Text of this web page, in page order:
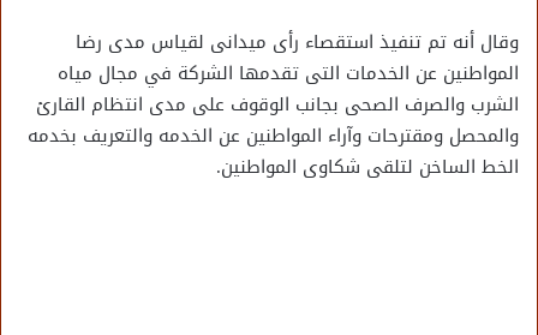
وقال أنه تم تنفيذ استقصاء رأى ميدانى لقياس مدى رضا
المواطنين عن الخدمات التى تقدمها الشركة في مجال مياه
الشرب والصرف الصحى بجانب الوقوف على مدى انتظام القارئ
والمحصل ومقترحات وآراء المواطنين عن الخدمه والتعريف بخدمه
الخط الساخن لتلقى شكاوى المواطنين.